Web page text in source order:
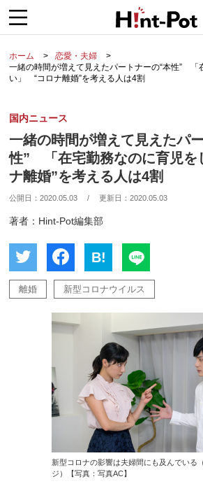
ホーム
恋愛・夫婦
一緒の時間が増えて見えたパートナーの“本性” 「
い」 “コロナ離婚”を考える人は4割
国内ニュース
一緒の時間が増えて見えたパ
性” 「在宅勤務なのに育児
ナ離婚”を考える人は4割
公開日：2020.05.03 / 更新日：2020.05.03
著者：Hint-Pot編集部
B!
離婚 新型コロナウイルス
新型コロナの影響は夫婦間にも及んでいる
ジ）【写真：写真AC】